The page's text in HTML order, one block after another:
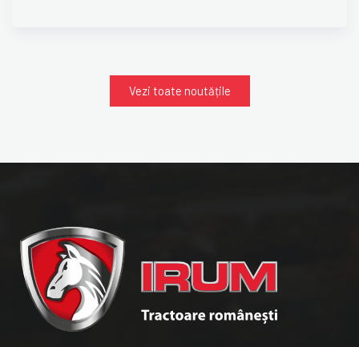
Vezi toate noutățile